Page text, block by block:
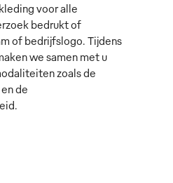
voor alle
bedrukt of
of bedrijfslogo. Tijdens
we samen met u
zoals de
de